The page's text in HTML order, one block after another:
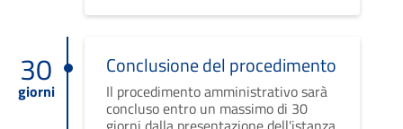
30
giorni
Conclusione del procedimento
Il procedimento amministrativo sarà
concluso entro un massimo di 30